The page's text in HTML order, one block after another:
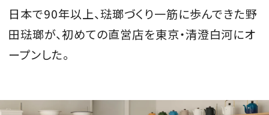
会員登録
Log in or Sign up
SPUR読者のためのメンバーシッププログラム
日本で90年以上、琺瑯づくり一筋に歩んできた野
田琺瑯が、初めての直営店を東京・清澄白河にオ
ープンした。